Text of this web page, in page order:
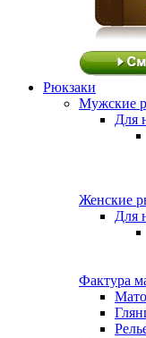
Рюкзаки
Мужские
Для
Женские
Для
Фактура